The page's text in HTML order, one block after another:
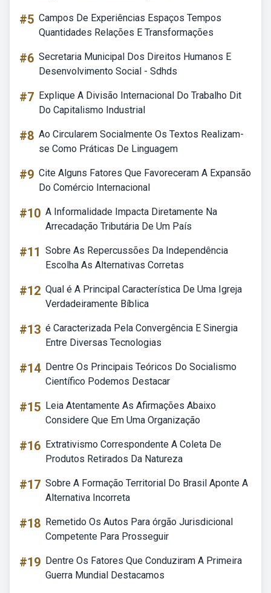
#5 Campos De Experiências Espaços Tempos
Quantidades Relações E Transformações
#6 Secretaria Municipal Dos Direitos Humanos E
Desenvolvimento Social - Sdhds
#7 Explique A Divisão Internacional Do Trabalho Dit
Do Capitalismo Industrial
#8 Ao Circularem Socialmente Os Textos Realizam-
se Como Práticas De Linguagem
#9 Cite Alguns Fatores Que Favoreceram A Expansão
Do Comércio Internacional
#10 A Informalidade Impacta Diretamente Na
Arrecadação Tributária De Um País
#11 Sobre As Repercussões Da Independência
Escolha As Alternativas Corretas
#12 Qual é A Principal Característica De Uma Igreja
Verdadeiramente Bíblica
#13 é Caracterizada Pela Convergência E Sinergia
Entre Diversas Tecnologias
#14 Dentre Os Principais Teóricos Do Socialismo
Científico Podemos Destacar
#15 Leia Atentamente As Afirmações Abaixo
Considere Que Em Uma Organização
#16 Extrativismo Correspondente A Coleta De
Produtos Retirados Da Natureza
#17 Sobre A Formação Territorial Do Brasil Aponte A
Alternativa Incorreta
#18 Remetido Os Autos Para órgão Jurisdicional
Competente Para Prosseguir
#19 Dentre Os Fatores Que Conduziram A Primeira
Guerra Mundial Destacamos